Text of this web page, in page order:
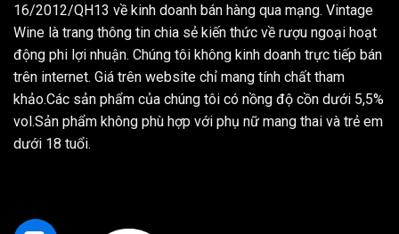
16/2012/QH13 về kinh doanh bán hàng qua mạng. Vintage
Wine là trang thông tin chia sẻ kiến thức về rượu ngoại hoạt
động phi lợi nhuận. Chúng tôi không kinh doanh trực tiếp bán
trên internet. Giá trên website chỉ mang tính chất tham
khảo.Các sản phẩm của chúng tôi có nồng độ cồn dưới 5,5%
vol.Sản phẩm không phù hợp với phụ nữ mang thai và trẻ em
dưới 18 tuổi.